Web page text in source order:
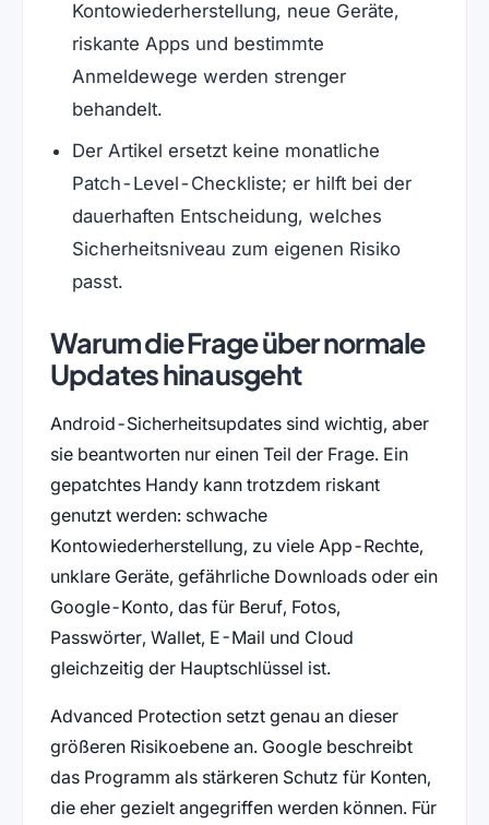
Kontowiederherstellung, neue Geräte,
riskante Apps und bestimmte
Anmeldewege werden strenger
behandelt.
Der Artikel ersetzt keine monatliche
Patch-Level-Checkliste; er hilft bei der
dauerhaften Entscheidung, welches
Sicherheitsniveau zum eigenen Risiko
passt.
Warum die Frage über normale
Updates hinausgeht
Android-Sicherheitsupdates sind wichtig, aber
sie beantworten nur einen Teil der Frage. Ein
gepatchtes Handy kann trotzdem riskant
genutzt werden: schwache
Kontowiederherstellung, zu viele App-Rechte,
unklare Geräte, gefährliche Downloads oder ein
Google-Konto, das für Beruf, Fotos,
Passwörter, Wallet, E-Mail und Cloud
gleichzeitig der Hauptschlüssel ist.
Advanced Protection setzt genau an dieser
größeren Risikoebene an. Google beschreibt
das Programm als stärkeren Schutz für Konten,
die eher gezielt angegriffen werden können. Für